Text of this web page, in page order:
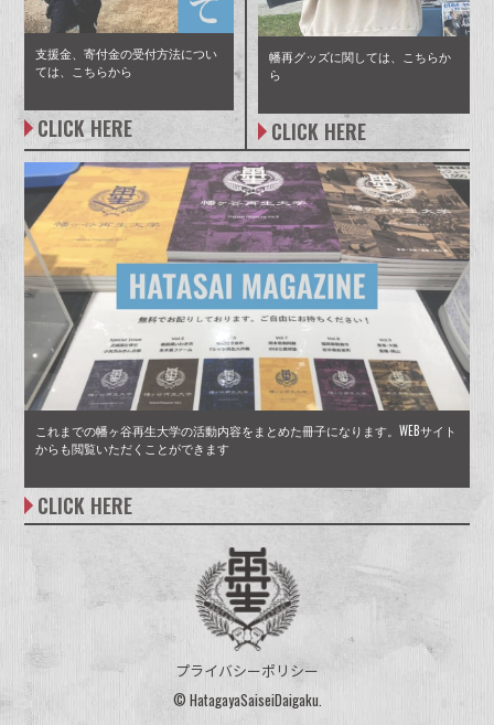
2025年04月26日(土)～27日(日) ARABAKI ROCK
FEST.25 ブース展開
2025年03月27日(木) 令和6年能登半島地震･令和6年奥
能登豪雨 七尾･輪島
2025年03月26日(水) 令和6年能登半島地震･令和6年奥
能登豪雨 出張輪島朝市 冷凍ストッカー贈呈
2025年03月23日(日) 令和6年能登半島地震･令和6年奥
能登豪雨 珠洲市大谷小中学校卒業パーティー
2025年03月11日(火) SONG OF THE EARTH 311 -
FUKUSHIMA 2025- ブース展開
2025年03月02日(日) PROUD GROOVE OSAKA
2025 ブース展開
2025年03月02日(日) みたけさんふぇす 2025 ブース
2025年01月26日(日)～27日(月) 令和6年能登半島地
震･令和6年奥能登豪雨 炊き出し・七尾市作業
2024年03月02日(土) みたけさんふぇすてぃばる
2024 ブース展開
2024年02月18日(日) PROUD GROOVE OSAKA
2024 ブース展開
2024年02月02日(金) 令和6年能登半島地震 石川4 炊
き出し
2024年01月23日(火) 令和6年能登半島地震 石川3 能
登島視察
2024年01月22日(月) 令和6年能登半島地震 石川2 幡
ヶ谷再生大学 石川キャンパス
2024年01月07日(日) 令和6年能登半島地震 石川1 石
川視察
2023年04月29日(土)～30日(日) ARABAKI ROCK
FEST.23 ブース展開
2023年04月18日(火) 令和元年台風15号 千葉鋸南町 第
40回（無償・無料）
2023年04月15日(土)～16日(日) WALK INN FES!
2023 ブース展開
2023年03月21日(火･祝) 令和3年7月伊豆山土砂災害
熱海 第21回（無償・無料）
2023年03月16日(木) 令和元年台風15号 千葉鋸南町 第
39回（無償・無料）
2023年03月12日(日) ごじゃっぺナイト ブース展開
2023年03月11日(土) SONG OF THE EARTH ブー
ス展開
ス展開
2023年03月04日(土) 令和3年7月伊豆山土砂災害 熱海
第20回（無償・無料）
2023年02月22日(水)～23日(木･祝) PROUD
GROOVE OSAKA 2023 ブース展開
2023年02月21日(火) 令和3年7月伊豆山土砂災害 熱海
第19回（無償・無料）
2022年09月09日(金)～10日(土) 青森県鰺ヶ沢町 第3～
4回（無償・無料）
2022年09月03日(土) 青森県鰺ヶ沢町 第2回（無償・無
料）
2022年09月01日(木) スタディーツアー 熊本県山都町
で廃棄物最終処分場及び中間処理施設の建設予定地見学
2022年08月28日(日) 福井・石川 視察
2022年08月27日(土) 青森県鰺ヶ沢町 第1回（無償・無
料）
2022年08月26日(金) 令和元年台風15号 千葉鋸南町 第
33回（無償・無料）
2022年08月22日(月) 令和元年台風15号 千葉鋸南町 第
32回（無償・無料）
2022年08月21日(日) 福島県西会津町奥川 第2回（無
償・無料）
2022年08月20日(土) 令和3年7月伊豆山土砂災害 熱海
第17回（無償・無料）
2022年08月11日(木･祝) 福島県西会津町奥川 第1回
（無償・無料）
2022年08月07日(日) 片平里菜 9th Anniversary
2021年08月09日(月･祝) ISHINOMAKI BUCHI
ROCK 小渕浜みかん公園コラボ木札受付＆ブース展開
2021年08月07日(土) 片平里菜 8th Anniversary
Streaming Live at 猪苗代野外音楽堂 球磨川大空五色
祭コラボ木札受付
2021年07月19日(月) the LOW-ATUS 旅鳥小唄ツア
ー Zepp Fukuoka 球磨川大空五色祭コラボ木札受付
2021年07月04日(日)～08月04日(水) 石井麻木写真展
at 新宿 ブーススタッフ募集
2021年07月02日(金) the LOW-ATUS 旅鳥小唄ツア
ー USEN STUDIO COAST 球磨川大空五色祭コラボ木
札受付
2021年06月24日(木)～27日(日) 石井麻木写真展 at 大
阪 ブーススタッフ募集
2021年06月21日(月) the LOW-ATUS 旅鳥小唄ツア
ー Zepp Sapporo 球磨川大空五色祭コラボ木札受付
2021年06月17日(木) the LOW-ATUS 旅鳥小唄ツア
ー 名古屋ダイアモンドホール 球磨川大空五色祭コラボ木
2021年06月15日(火) the LOW-ATUS 旅鳥小唄ツア
ー Zepp Namba 球磨川大空五色祭コラボ木札受付
（無料・無償）
2020年01月14日(火)・25日(土) 令和元年台風19号・長
野県長野市 第14・15回募集（無料・無償）
2020年01月27日(月)～02月09日(日) 石井麻木写真展
【3.11からの手紙/音の声】at 新宿 物販スタッフ募集
（無償・無料）
2020年01月04日(土)〜11日(土) 令和元年台風19号・長
野県長野市 第6〜13回募集（無料・無償）
2020年01月03日(金) 令和元年台風15号・千葉鋸南町
第30回募集(無料・無償)
2019年10月12日(土)～13日(日) 気仙沼サンマフェステ
ィバル2019 出展スタッフ募集（無償・無料）
2019年10月03日(木)・5日(土)〜7日(月)・9日(水)〜12
日(土) ・14日(月・祝) 令和元年台風15号・千葉鋸南町
募集 第16〜24回募集(無料・無償)
2019年10月09日(水)～14日(月) 石井麻木写真展
【3.11からの手紙/音の声】at 熊本 物販スタッフ募集
（無償・無料）
2019年09月24日(火)〜26日(木)・28日(土)〜30日(月)
令和元年台風15号・千葉鋸南町募集 第10〜15回募集(無
料・無償)
2019年09月17日(火)～23日(月･祝) 令和元年台風15
号・千葉鋸南町募集 第4～9回募集(無料・無償)
【3.11からの手紙/音の声】at 岐阜 搬入・設営・物販・
撤収 お手伝い募集（無償・無料）
2019年09月14日(土)～16日(月･祝) 令和元年台風15
号・千葉鋸南町募集 第1～3回募集(無料・無償)
2019年09月14日(土)～15日(日) BAYCAMP2019 出展
スタッフ募集（無償・無料）
2019年09月06日(金)～8日(日) 岡山新見市募集(無料・
2018年05月27日(日) 南阿蘇の和子さんの田んぼの芽植
と茶畑草取り手伝い
2018年06月02日(土)・3日(日) 百万石音楽祭 2018～ミ
リオンロックフェスティバル～ 出展
2018年06月03日(日) Live Bar FANDANGO
presents『PROUD GROOVE OSAKA 2018』@梅田
TRAD 出展
2018年05月19日(土)・20日(日) WALK INN FES!
2018 出展
2018年05月19日(土)・20日(日) ACO CHiLL CAMP
2018 出展
2018年05月18日(金)〜20日(日) 猪苗代野外音楽堂 音
開き 2018 設営・出展
2018年05月12日(土) 東北ジャム2018 in 福島あだたら
＆ 2018年5月13日(日) ADATARA CHANNEL FES
2018年05月10日(木) 南阿蘇の和子さんの茶摘み手伝い
2018年05月11日(金) OHANA~弾語り大作戦~ 出展
2018年04月30日(月・祝) 台風第10号災害・岩手県岩
2017年10月17日(火) 熊本県阿蘇郡南阿蘇村での語りべ
&クッキー作り
2017年10月16日〜21日 石井麻木写真展 【3.11からの
手紙/音の声】 at 宮崎 搬入・設営・物販・撤収
2017年10月09日(月・祝) 台風第10号災害・岩手県岩
泉町第1回
2017年10月4日(水)〜6日(金) 九州北部豪雨・福岡県朝
倉市第41〜43回
2017年10月7日(土)～8日(日) 気仙沼サンマフェスティ
バル 出展
2017年09月27日(水)〜28日(木) 九州北部豪雨・福岡県
朝倉市第39〜40回
2017年10月01日(日) MACKDADDY 20th
anniversary party NEW AGE 出展
2017年09月21日(木)〜23日(土) 九州北部豪雨・福岡県
2017年09月12日(火)〜14日(木) 九州北部豪雨・福岡県
朝倉市第32〜34回
2017年09月15日(金)・18日(月) 石井麻木写真展
【3.11からの手紙/音の声】at 大阪 設営・撤収
手伝い
2016年11月05日(土) 大船渡FREAKS防音材・常総水
没Tシャツ洗濯お手伝い
2016年10月29日(土) 熊本県阿蘇郡南阿蘇村での草刈と
ご自宅や納屋の片付けお手伝い
2016年10月9日(日) 南相馬 騎馬武者ロックフェス2016
出展
2016年10月09日(日) 気仙沼サンマロックフェスティバ
ル出展
2016年10月01日(土)・2日(日) 熊本県阿蘇郡南阿蘇村
での草刈お手伝い
2016年09月17日(土)～18日(日) 熊本県大津町の小学校
キャンプお手伝い
2016 出展
2016年09月11日(日) 関東・東北豪雨災害・常総市支援
2016年09月02日(金)～3日(土) BAYCAMP2016＆
2016年09月01日(木) 熊本・南阿蘇村での仮設への引越
2015年10月09日 幡ヶ谷再生大学公開講座(3)
2015年10月12日 BLUE RESISTANCE 3rd
ANNIVERSARY LIVE 幡ヶ谷再生大学農学部 復興再
生米収穫祭
2015年10月10日～11日 気仙沼サンマフェスティバル
出展
2015年10月04日 関東・東北豪雨災害・常総市支援活
動第05回
2015年10月03日 関東・東北豪雨災害・常総市支援活
動第04回
2015年09月26日～27日 Bowline2015 出展
2015年09月23日 MY BEST DINNER SKAViLL
JAPAN OFFICIAL PARTY MEETS 幡ヶ谷再生大
2015年09月20日～21日 関東・東北豪雨災害・常総市
2015年09月19日 騎馬武者ロックフェス2015 出展
2015年09月14日 幡ヶ谷再生大学公開講座(2)
2015年09月05日 BAYCAMP2015 出展
2015年08月29日 Mighty Crown Presents
2014年08月23日 FREEDOM NAGOYA 2014 愛知県
名古屋大高緑地特設ステージ 出展
2014年08月16日～17日 SUMMER SONIC 2014 東
京･大阪 出展
2014年08月06日 いわき生木葉ファーム農業作業と勉
強会
2014年06月28日～29日 小渕浜ツツジ植樹
2014年05月31日 MAN WITH A MISSION Tales of
Purefly Tour 2014 出展
2014年05月21日～06月28日 BRAHMAN Tour
1080°ブース出展
名古屋 5月21日(水) ZEPP Nagoya
大阪 5月24日(土) ZEPP Namba
福岡 6月08日(日) ZEPP Fukuoka
東京 6月17日(火) STUDIO COAST
東京 6月25日(水) ZEPP Tokyo
北海道 6月28日(土) ZEPP Sapporo
2014年05月17日 復興再生米豊作祈願祭 出展
2014年05月10日 MADOlie2014 SPRING 出展
2014年04月29日 小渕浜子供広場完成お披露目会
2014年04月28日 小渕浜子供広場：公園整備
20131211 幡ヶ谷再生大学 美術部 -エドツワキさんと小
渕浜編-
2013/12/08
幡ヶ谷再生大学 復興再生部 -小渕浜子供広場作り 第9回
編-
20131208 幡ヶ谷再生大学 復興再生部 -小渕浜子供広場
作り 第9回編-
2013/12/07
幡ヶ谷再生大学 復興再生部 -小渕浜子供広場作り 第8回
編-
20131207 幡ヶ谷再生大学 復興再生部 -小渕浜子供広場
作り 第8回編-
2013/12/05
石巻市立大原小学校に本の読み聞かせで訪問しました。
20131205 幡ヶ谷再生大学 読書部 -石巻市立大原小学校
読み聞かせ編-
2013/12/01
幡ヶ谷再生大学 復興再生部 -小渕浜子供広場作り 第7回
編-
20131201 幡ヶ谷再生大学 復興再生部 -小渕浜子供広場
作り 第7回編-
2013/11/23-24
東北JAM 石巻Oneparkにて幡ヶ谷再生大学復興再生部
石巻子供広場 へテーブルとイスをプレゼント！！ |
MEMBER BLOG｜MIGHTY CROWN
ENTERTAINMENT
2012/09/22-23
New Acoustic Camp 2012
幡ヶ谷再生大学ブース出展 これまでの活動の写真展示
や活動内容の説明
Togetter：http://togetter.com/li/387224
New Acoustic Camp 2012 | VIZ STORE-TOKYO
New Acoustic Camp 2012-2 | VIZ STORE-TOKYO
2012/09/17
石巻での子供広場作り
「子供が遊ぶ場がない、公園があっても遊具も流されて
しまって・・・。簡単な遊具でいいから子供たちが遊べ
るものがあると嬉しい」という声に、子供たちや現地の
方たちと遊びながら子供広場作りの作業。
タイヤに色を塗り、穴を掘って埋める子供広場作りは、
タイヤ跳び箱作りやスラックライン（綱渡り）、ミサン
ガなどのワークショップも実施。
Togetter：
http://togetter.com/li/387213
石巻に行って来ました！幡ヶ谷再生大学(復興再生部) の
面々と!! | MEMBER BLOG｜MIGHTY CROWN
ENTERTAINMENT
支援金、寄付金の受付方法につい
ては、こちらから
CLICK HERE
幡再グッズに関しては、こちらか
ら
CLICK HERE
これまでの幡ヶ谷再生大学の活動内容をまとめた冊子になります。WEBサイト
からも閲覧いただくことができます
CLICK HERE
プライバシーポリシー
© HatagayaSaiseiDaigaku.